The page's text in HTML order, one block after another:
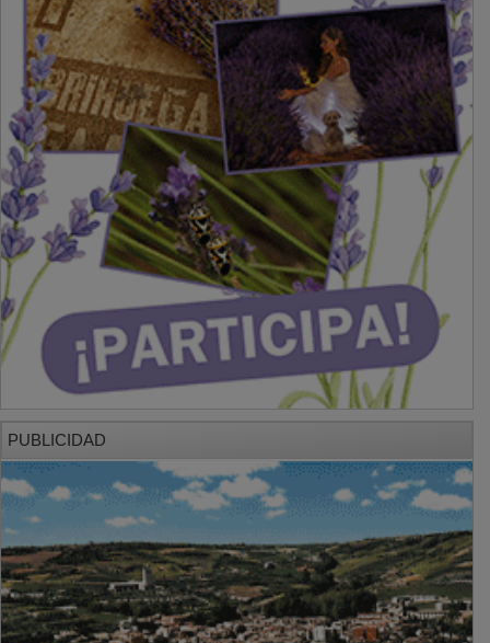
PUBLICIDAD